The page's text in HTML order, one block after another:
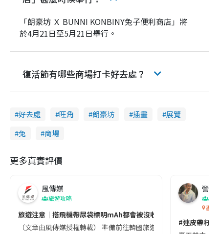
「朗豪坊 Ｘ BUNNI KONBINY兔子便利商店」將
於4月21日至5月21日舉行。
復活節有哪些商場打卡好去處？
好去處 旺角 朗豪坊 插畫
展覽
兔
商場
更多真實評價
風傳媒
旅遊攻略
旅遊注意｜搭飛機帶尿袋標明mAh都會被沒收😱出發前切記檢查
（文章由風傳媒授權轉載） 準備前往韓國旅遊的民眾，近期要
營養
香港
#連皮帶籽